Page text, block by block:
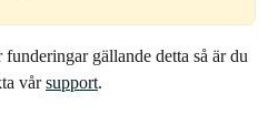
gällande detta så är du
vår support.